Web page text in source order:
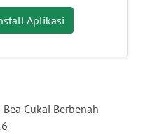
Aplikasi
Cukai Berbenah